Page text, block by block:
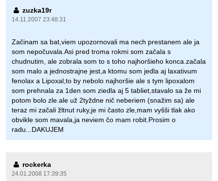
zuzka19r
14.11.2007 23:48:31
Začinam sa bat,viem upozornovali ma nech prestanem ale ja
som nepočuvala.Asi pred troma rokmi som začala s
chudnutim, ale zobrala som to s toho najhoršieho konca.začala
som malo a jednostrajne jest,a ktomu som jedla aj laxativum
fenolax a Lipoxal,to by nebolo najhoršie ale s tym lipoxalom
som prehnala za 1den som ziedla aj 5 tabliet,stavalo sa že mi
potom bolo zle.ale už 2tyždne nič neberiem (snažim sa) ale
teraz mi začali žltnut ruky,je mi často zle,mam vyšši tlak ako
obvikle som mavala,ja neviem čo mam robit.Prosim o
radu...DAKUJEM
rockerka
24.01.2008 17:39:35